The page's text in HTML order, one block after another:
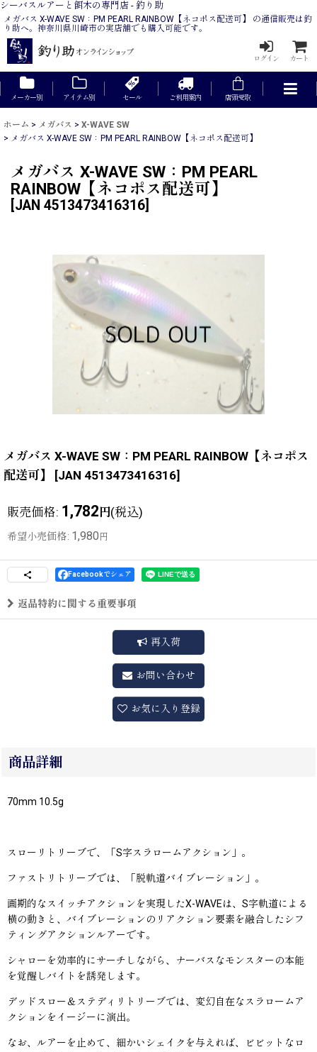
シーバスルアーと餌木の専門店 - 釣り助
メガバス X-WAVE SW：PM PEARL RAINBOW【ネコポス配送可】 の通信販売は釣
り助へ。神奈川県川崎市の実店舗でも購入可能です。
ログイン カート
メーカー別 アイテム別 セール ご利用案内 店頭受取
ホーム > メガバス > X-WAVE SW
> メガバス X-WAVE SW：PM PEARL RAINBOW【ネコポス配送可】
メガバス X-WAVE SW：PM PEARL
RAINBOW【ネコポス配送可】
JAN 4513473416316
メガバス X-WAVE SW：PM PEARL RAINBOW【ネコポス
配送可】
[JAN 4513473416316]
販売価格: 1,782円(税込)
希望小売価格: 1,980 円
Facebookでシェア
返品特約に関する重要事項
再入荷
お問い合わせ
お気に入り登録
商品詳細
70mm 10.5g
スローリトリーブで、「S字スラロームアクション」。
ファストリトリーブでは、「脱軌道バイブレーション」。
画期的なスイッチアクションを実現したX-WAVEは、S字軌道による
横の動きと、バイブレーションのリアクション要素を融合したシフ
ティングアクションルアーです。
シャローを効率的にサーチしながら、ナーバスなモンスターの本能
を覚醒しバイトを誘発します。
デッドスロー＆ステディリトリーブでは、変幻自在なスラロームア
クションをイージーに演出。
なお、ルアーを止めて、細かいシェイクを与えれば、ビビットなロ